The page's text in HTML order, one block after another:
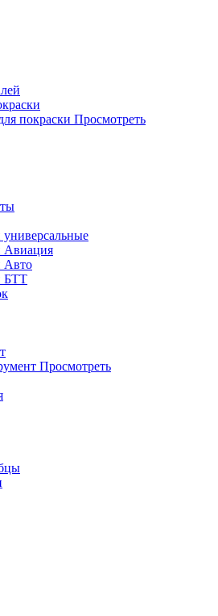
покраски Просмотреть
Авиация
Авто
БТТ
Просмотреть